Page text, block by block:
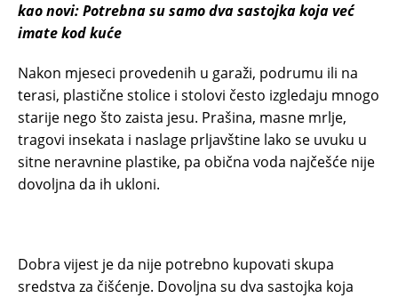
kao novi: Potrebna su samo dva sastojka koja već
imate kod kuće
Nakon mjeseci provedenih u garaži, podrumu ili na
terasi, plastične stolice i stolovi često izgledaju mnogo
starije nego što zaista jesu. Prašina, masne mrlje,
tragovi insekata i naslage prljavštine lako se uvuku u
sitne neravnine plastike, pa obična voda najčešće nije
dovoljna da ih ukloni.
Dobra vijest je da nije potrebno kupovati skupa
sredstva za čišćenje. Dovoljna su dva sastojka koja